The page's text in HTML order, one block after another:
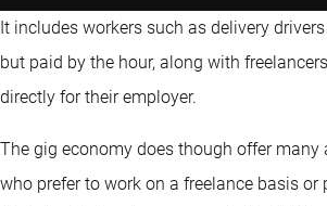
It includes workers such as delivery
but paid by the hour, along with
directly for their employer.
The gig economy does though offer many
who prefer to work on a freelance basis or